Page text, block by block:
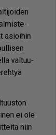
asi­oi­hin
val­tuu­
ei ole
niin